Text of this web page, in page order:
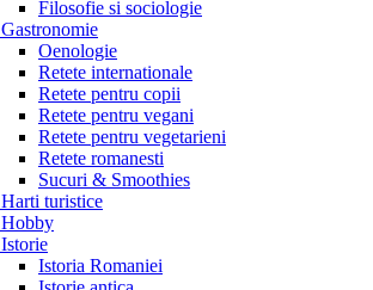
Filosofie si sociologie
Gastronomie
Oenologie
Retete internationale
Retete pentru copii
Retete pentru vegani
Retete pentru vegetarieni
Retete romanesti
Sucuri & Smoothies
Harti turistice
Hobby
Istorie
Istoria Romaniei